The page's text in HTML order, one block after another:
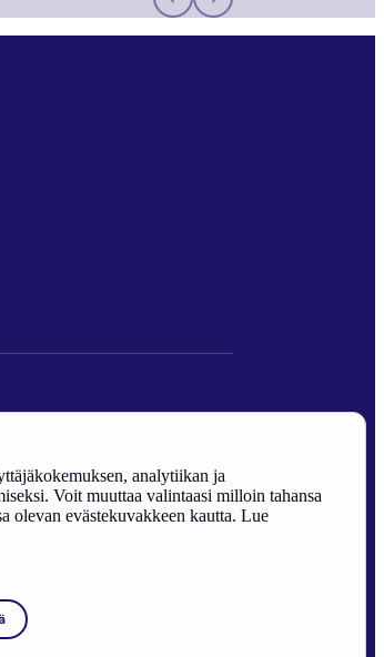
analytiikan ja
Voit muuttaa valintaasi milloin tahansa
olevan evästekuvakkeen kautta. Lue